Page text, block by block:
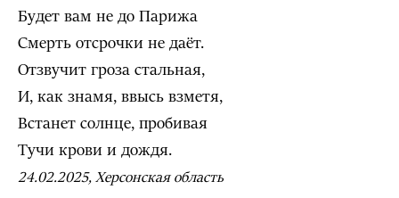
Будет вам не до Парижа
Смерть отсрочки не даёт.
Отзвучит гроза стальная,
И, как знамя, ввысь взметя,
Встанет солнце, пробивая
Тучи крови и дождя.
24.02.2025, Херсонская область